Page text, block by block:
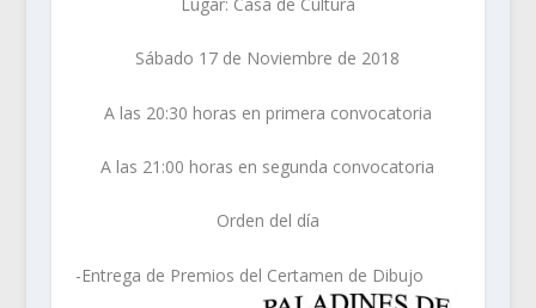
Sábado 17 de Noviembre de 2018
A las 20:30 horas en primera convocatoria
A las 21:00 horas en segunda convocatoria
Orden del día
-Entrega de Premios del Certamen de Dibujo